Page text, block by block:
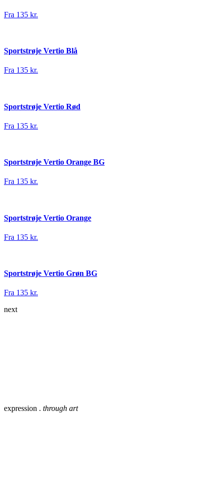
Fra 135 kr.
Sportstrøje Vertio Blå
Fra 135 kr.
Sportstrøje Vertio Rød
Fra 135 kr.
Sportstrøje Vertio Orange BG
Fra 135 kr.
Sportstrøje Vertio Orange
Fra 135 kr.
Sportstrøje Vertio Grøn BG
Fra 135 kr.
next
expression . through art